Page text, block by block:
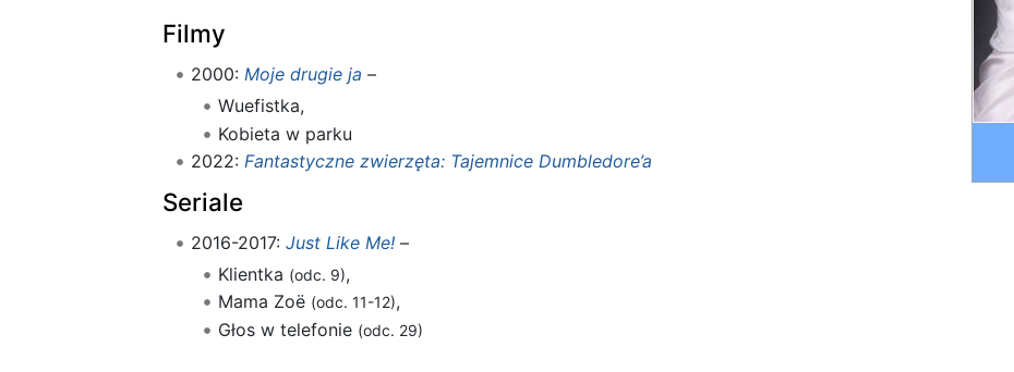
Filmy
2000: Moje drugie ja –
Wuefistka,
Kobieta w parku
2022: Fantastyczne zwierzęta: Tajemnice Dumbledore’a
Seriale
2016-2017: Just Like Me!–
Klientka (odc. 9),
Mama Zoë (odc. 11-12),
Głos w telefonie (odc. 29)